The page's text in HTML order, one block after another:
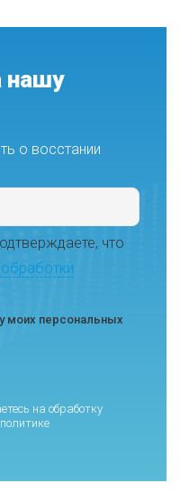
нашу
о восстании
что
моих персональных
на обработку
политике